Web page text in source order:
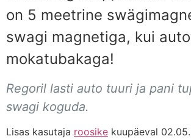
on 5 meetrine
swagi magnetiga, kui
mokatubakaga!
Regoril lasti auto tuuri ja pani
swagi koguda.
Lisas kasutaja roosike kuupäeval